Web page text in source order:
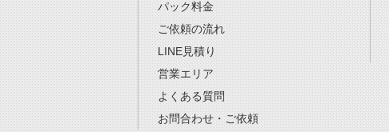
パック料金
ご依頼の流れ
LINE見積り
営業エリア
よくある質問
お問合わせ・ご依頼